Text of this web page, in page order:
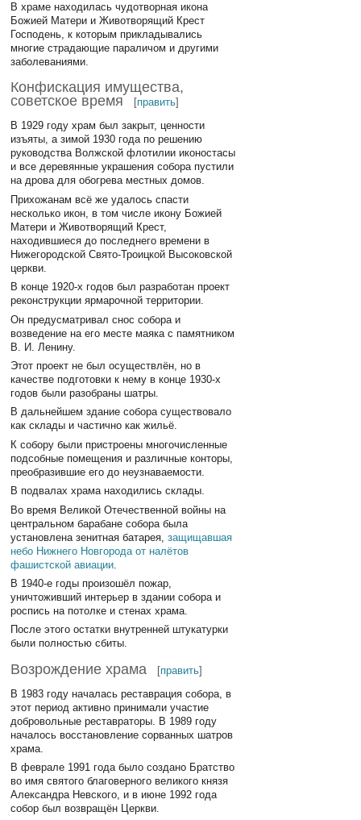
В храме находилась чудотворная икона
Божией Матери и Животворящий Крест
Господень, к которым прикладывались
многие страдающие параличом и другими
заболеваниями.
Конфискация имущества,
советское время
[править]
В 1929 году храм был закрыт, ценности
изъяты, а зимой 1930 года по решению
руководства Волжской флотилии иконостасы
и все деревянные украшения собора пустили
на дрова для обогрева местных домов.
Прихожанам всё же удалось спасти
несколько икон, в том числе икону Божией
Матери и Животворящий Крест,
находившиеся до последнего времени в
Нижегородской Свято-Троицкой Высоковской
церкви.
В конце 1920-х годов был разработан проект
реконструкции ярмарочной территории.
Он предусматривал снос собора и
возведение на его месте маяка с памятником
В. И. Ленину.
Этот проект не был осуществлён, но в
качестве подготовки к нему в конце 1930-х
годов были разобраны шатры.
В дальнейшем здание собора существовало
как склады и частично как жильё.
К собору были пристроены многочисленные
подсобные помещения и различные конторы,
преобразившие его до неузнаваемости.
В подвалах храма находились склады.
Во время Великой Отечественной войны на
центральном барабане собора была
установлена зенитная батарея,защищавшая
небо Нижнего Новгорода от налётов
фашистской авиации
В 1940-е годы произошёл пожар,
уничтоживший интерьер в здании собора и
роспись на потолке и стенах храма.
После этого остатки внутренней штукатурки
были полностью сбиты.
Возрождение храма [править]
В 1983 году началась реставрация собора, в
этот период активно принимали участие
добровольные реставраторы. В 1989 году
началось восстановление сорванных шатров
храма.
В феврале 1991 года было создано Братство
во имя святого благоверного великого князя
Александра Невского, и в июне 1992 года
собор был возвращён Церкви.